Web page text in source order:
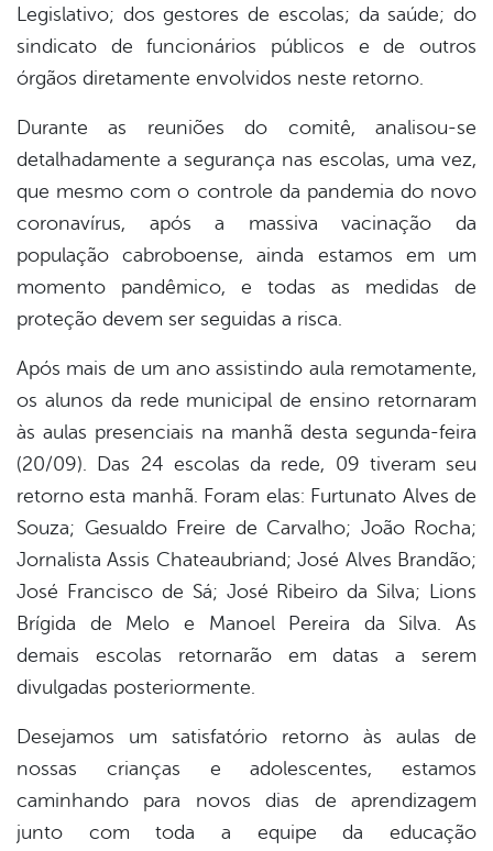
Legislativo; dos gestores de escolas; da saúde; do
sindicato de funcionários públicos e de outros
órgãos diretamente envolvidos neste retorno.
Durante as reuniões do comitê, analisou-se
detalhadamente a segurança nas escolas, uma vez,
que mesmo com o controle da pandemia do novo
coronavírus, após a massiva vacinação da
população cabroboense, ainda estamos em um
momento pandêmico, e todas as medidas de
proteção devem ser seguidas a risca.
Após mais de um ano assistindo aula remotamente,
os alunos da rede municipal de ensino retornaram
às aulas presenciais na manhã desta segunda-feira
(20/09). Das 24 escolas da rede, 09 tiveram seu
retorno esta manhã. Foram elas: Furtunato Alves de
Souza; Gesualdo Freire de Carvalho; João Rocha;
Jornalista Assis Chateaubriand; José Alves Brandão;
José Francisco de Sá; José Ribeiro da Silva; Lions
Brígida de Melo e Manoel Pereira da Silva. As
demais escolas retornarão em datas a serem
divulgadas posteriormente.
Desejamos um satisfatório retorno às aulas de
nossas crianças e adolescentes, estamos
caminhando para novos dias de aprendizagem
junto com toda a equipe da educação